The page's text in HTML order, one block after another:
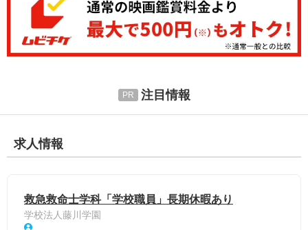
注目情報
求人情報
救急救命士学科「学校職員」長期休暇あり
学校法人藤川学園